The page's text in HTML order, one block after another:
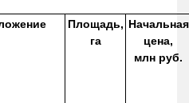
Площадь,
га
Начальная
цена,
млн руб.